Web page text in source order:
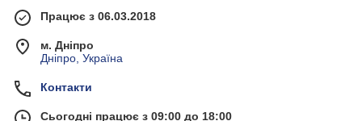
Працює з 06.03.2018
м. Дніпро
Дніпро, Україна
Контакти
Сьогодні працює з 09:00 до 18:00